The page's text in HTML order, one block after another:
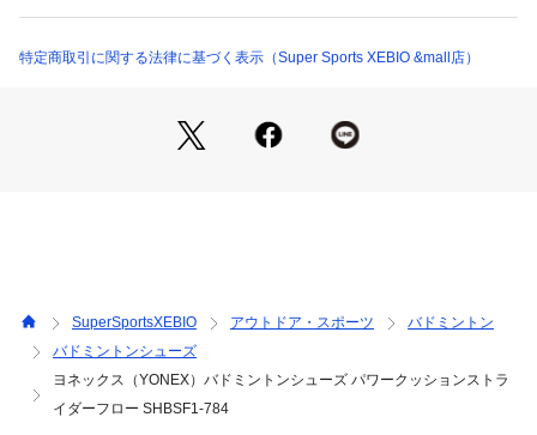
●ラウンドソール:アウトソール外周の内側とかかと部に丸みを
●ラディアルブレードソール:変形の大きいエリアと小さいエリ
アを組み合わせた放射線形状を細かく配置することで負荷を分
【こちらの商品について】
※シューズの製造過程で、接着剤の付着や縫製のズレ・歪みが
ある場合がございます。ご理解、ご了承の上、お買い求めくだ
さい。
特定商取引に関する法律に基づく表示（Super Sports XEBIO &mall店）
SuperSportsXEBIO アウトドア・スポーツ
バドミントン
バドミントンシューズ
ヨネックス（YONEX）バドミントンシューズ パワークッションストラ
イダーフロー SHBSF1-784